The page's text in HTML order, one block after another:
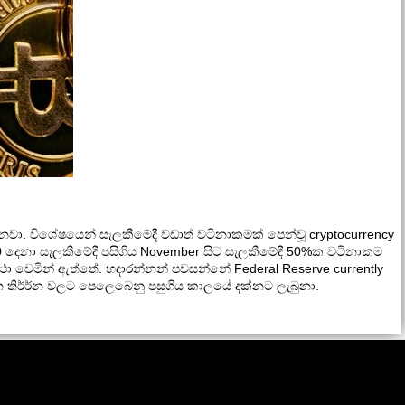
විශේෂයෙන් සැලකීමේදී වඩාත් වටිනාකමක් පෙන්වූ cryptocurrency
සැලකීමේදී පසිගිය November සිට සැලකීමේදී 50%ක වටිනාකම
වෙමින් ඇත්තේ. හදාරන්නන් පවසන්නේ Federal Reserve currently
වලට පෙලෙබෙනු පසුගිය කාලයේ දක්නට ලැබුනා.